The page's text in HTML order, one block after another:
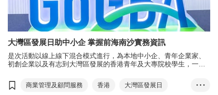
大灣區發展日助中小企 掌握前海南沙實務資訊
是次活動以線上線下混合模式進行，為本地中小企、青年企業家、
初創企業以及有志到大灣區發展的香港青年及大專院校學生，一站
提供免費諮詢及商脈聯繫，助港商開拓灣區的龐大市場。
商業管理及顧問服務 香港
大灣區發展日
• • •